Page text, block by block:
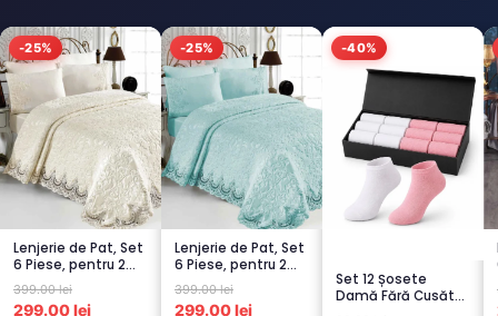
-25%
Lenjerie de Pat, Set
6 Piese, pentru 2
persoana, CREM-
4...
399.00 lei
299.00 lei
-25%
Lenjerie de Pat, Set
6 Piese, pentru 2
persoana,
TURCOA...
399.00 lei
299.00 lei
-40%
Set 12 Șosete
Damă Fără Cusături
– 6 Albe + 6 Roz –